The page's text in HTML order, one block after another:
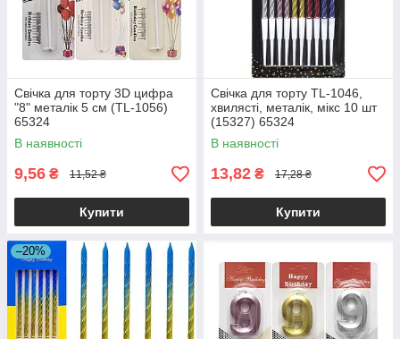
Свічка для торту 3D цифра
"8" металік 5 см (TL-1056)
65324
В наявності
9,56 ₴ 11,52 ₴
Купити
Свічка для торту TL-1046,
хвилясті, металік, мікс 10 шт
(15327) 65324
В наявності
13,82 ₴ 17,28 ₴
Купити
–20%